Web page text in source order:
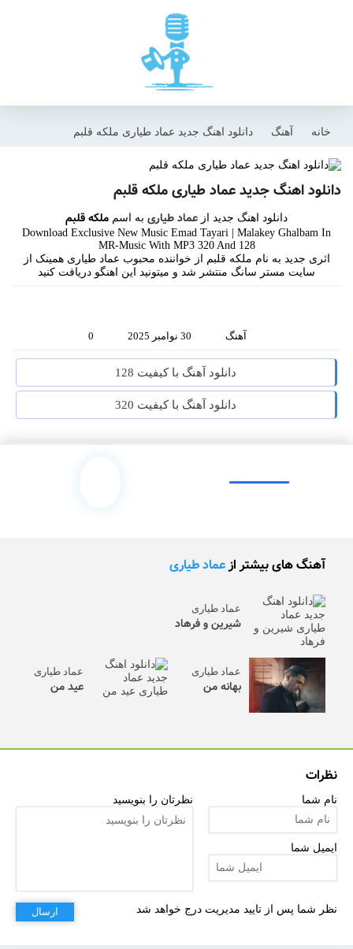
خانه آهنگ دانلود اهنگ جدید عماد طیاری ملکه قلبم
دانلود اهنگ جدید عماد طیاری ملکه قلبم
دانلود اهنگ جدید از عماد طیاری به اسم ملکه قلبم
Download Exclusive New Music Emad Tayari | Malakey Ghalbam In
MR-Music With MP3 320 And 128
اثری جدید به نام ملکه قلبم از خواننده محبوب عماد طیاری همینک از
سایت مستر سانگ منتشر شد و میتونید این اهنگو دریافت کنید
آهنگ 30 نوامبر 2025 0
دانلود آهنگ با کیفیت 128
دانلود آهنگ با کیفیت 320
آهنگ های بیشتر ازعماد طیاری
عماد طیاری
شیرین و فرهاد
عماد طیاری
بهانه من
عماد طیاری
عید من
نظرات
نام شما
ایمیل شما
نظرتان را بنویسید
نظر شما پس از تایید مدیریت درج خواهد شد ارسال